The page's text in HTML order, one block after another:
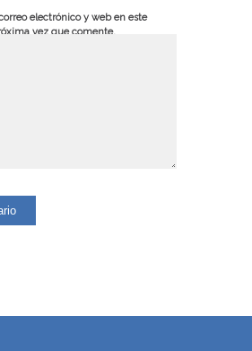
electrónico y web en este
vez que comente.